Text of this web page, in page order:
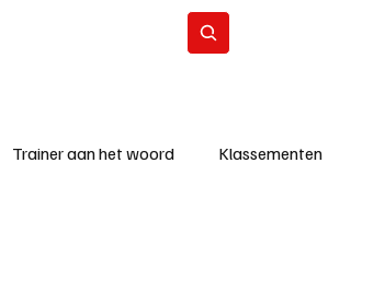
Trainer aan het woord Klassementen